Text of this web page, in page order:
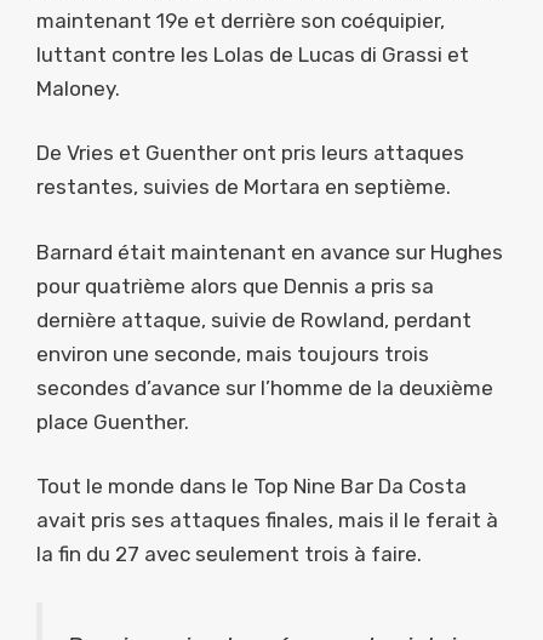
maintenant 19e et derrière son coéquipier,
luttant contre les Lolas de Lucas di Grassi et
Maloney.
De Vries et Guenther ont pris leurs attaques
restantes, suivies de Mortara en septième.
Barnard était maintenant en avance sur Hughes
pour quatrième alors que Dennis a pris sa
dernière attaque, suivie de Rowland, perdant
environ une seconde, mais toujours trois
secondes d’avance sur l’homme de la deuxième
place Guenther.
Tout le monde dans le Top Nine Bar Da Costa
avait pris ses attaques finales, mais il le ferait à
la fin du 27 avec seulement trois à faire.